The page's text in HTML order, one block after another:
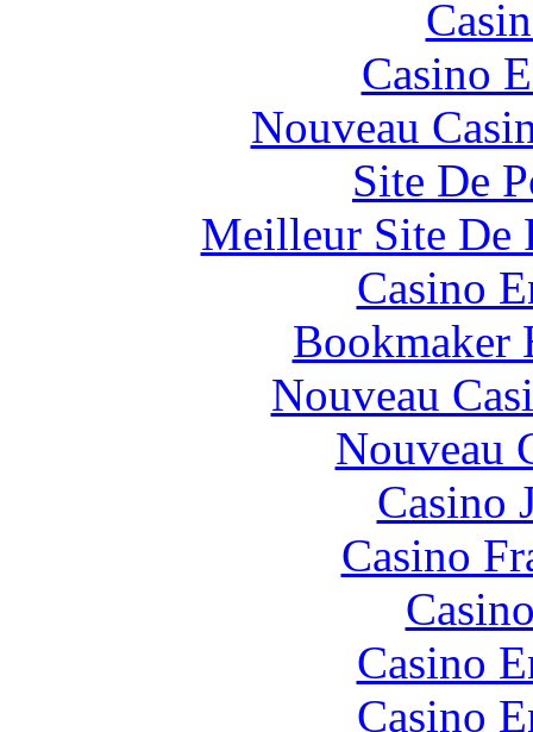
Casino
Nouveau
Site De
Meilleur Site De
Casino
Bookmaker
Nouveau
Nouveau
Casino
Casino
Casino
Casino